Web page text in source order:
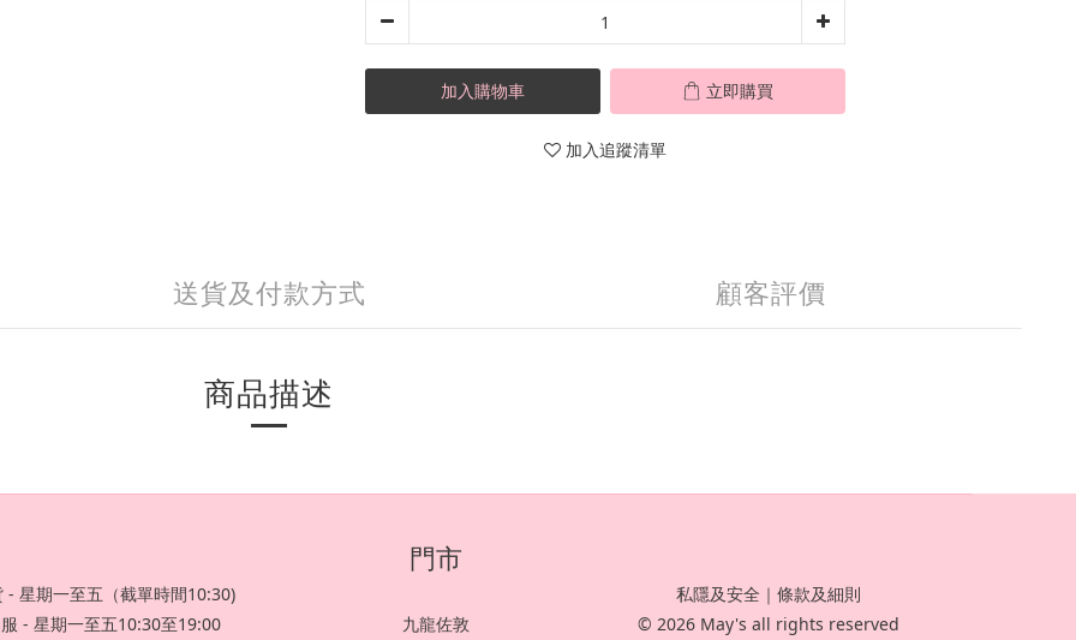
加入購物車 立即購買
加入追蹤清單
送貨及付款方式 顧客評價
商品描述
- 星期一至五（截單時間10:30)
- 星期一至五10:30至19:00
門市
九龍佐敦
私隱及安全 ｜條款及細則
© 2026 May's all rights reserved